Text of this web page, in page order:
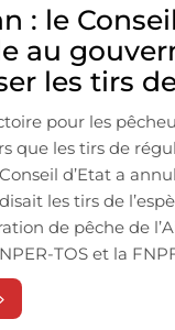
: le
au
les tirs
pour les
que les tirs de
d’Etat a
les tirs de
de pêche de
TOS et la